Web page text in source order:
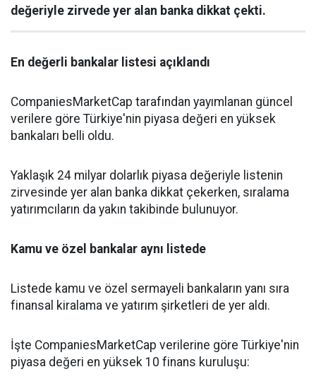
değeriyle zirvede yer alan banka dikkat çekti.
En değerli bankalar listesi açıklandı
CompaniesMarketCap tarafından yayımlanan güncel
verilere göre Türkiye'nin piyasa değeri en yüksek
bankaları belli oldu.
Yaklaşık 24 milyar dolarlık piyasa değeriyle listenin
zirvesinde yer alan banka dikkat çekerken, sıralama
yatırımcıların da yakın takibinde bulunuyor.
Kamu ve özel bankalar aynı listede
Listede kamu ve özel sermayeli bankaların yanı sıra
finansal kiralama ve yatırım şirketleri de yer aldı.
İşte CompaniesMarketCap verilerine göre Türkiye'nin
piyasa değeri en yüksek 10 finans kuruluşu: